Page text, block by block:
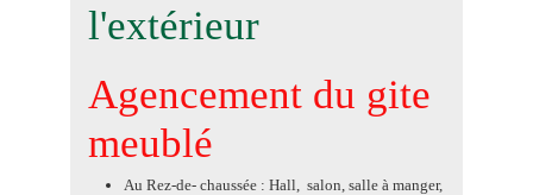
l'extérieur
Agencement du gite
meublé
Au Rez-de- chaussée : Hall, salon, salle à manger,